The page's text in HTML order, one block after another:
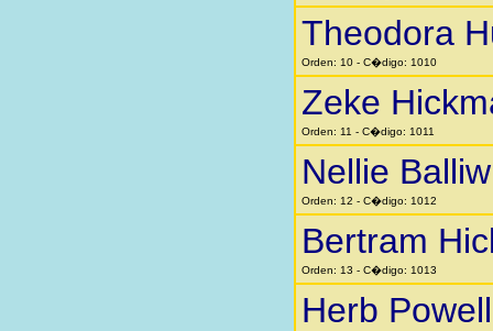
Theodora
Orden: 10 - C�digo: 1010
Zeke
Orden: 11 - C�digo: 1011
Nellie
Orden: 12 - C�digo: 1012
Bertram
Orden: 13 - C�digo: 1013
Herb Powell